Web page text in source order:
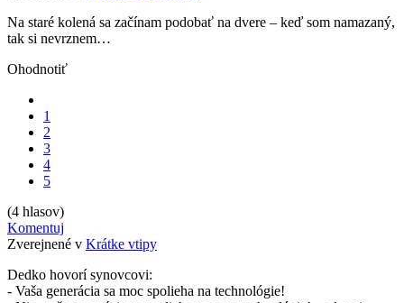
Na staré kolená sa začínam podobať na dvere – keď som namazaný,
tak si nevrznem…
Ohodnotiť
1
2
3
4
5
(4 hlasov)
Komentuj
Zverejnené v Krátke vtipy
Dedko hovorí synovcovi:
- Vaša generácia sa moc spolieha na technológie!